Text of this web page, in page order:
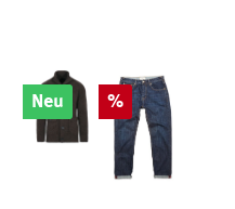
Neu Rabatt
%